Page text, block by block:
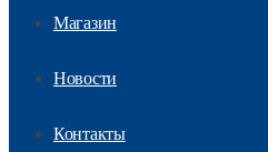
Магазин
Новости
Контакты